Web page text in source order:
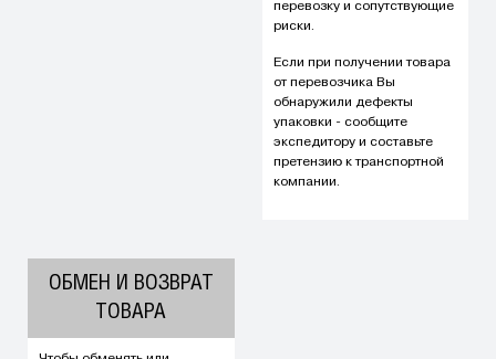
перевозку и сопутствующие
риски.
Если при получении товара
от перевозчика Вы
обнаружили дефекты
упаковки - сообщите
экспедитору и составьте
претензию к транспортной
компании.
ОБМЕН И ВОЗВРАТ
ТОВАРА